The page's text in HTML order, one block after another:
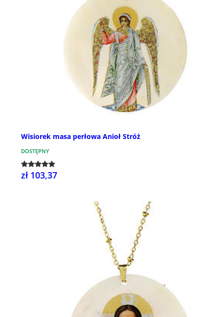
Wisiorek masa perłowa Anioł Stróż
DOSTĘPNY
zł 103,37